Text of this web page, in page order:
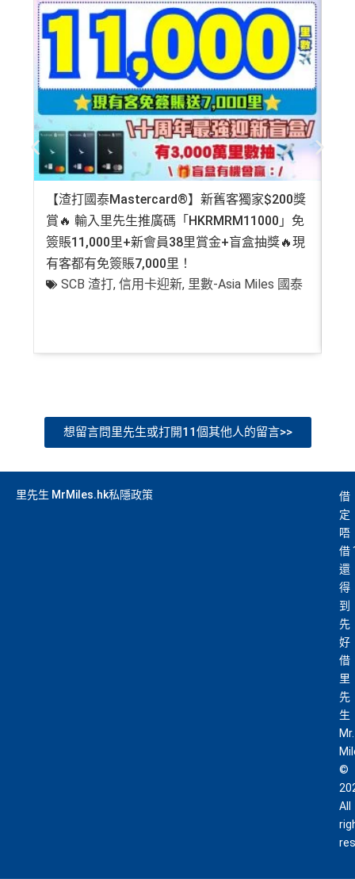
【渣打國泰Mastercard®】新舊客獨家$200獎
賞🔥 輸入里先生推廣碼「HKRMRM11000」免
簽賬11,000里+新會員38里賞金+盲盒抽獎🔥現
有客都有免簽賬7,000里！
SCB 渣打,信用卡迎新, 里數-Asia Miles 國泰
想留言問里先生或打開11個其他人的留言>>
里先生 MrMiles.hk私隱政策
借
定
唔
借
還
得
到
先
好
借
里
先
生
Mr.
©
All